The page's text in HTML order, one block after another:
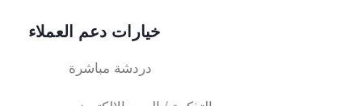
خيارات دعم العملاء
دردشة مباشرة